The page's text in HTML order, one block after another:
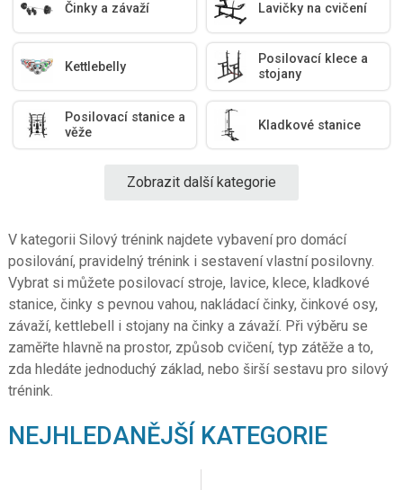
Činky a závaží Lavičky na cvičení
Kettlebelly
Posilovací klece a
stojany
Posilovací stanice a
věže
Kladkové stanice
Zobrazit další kategorie
V kategorii Silový trénink najdete vybavení pro domácí
posilování, pravidelný trénink i sestavení vlastní posilovny.
Vybrat si můžete posilovací stroje, lavice, klece, kladkové
stanice, činky s pevnou vahou, nakládací činky, činkové osy,
závaží, kettlebell i stojany na činky a závaží. Při výběru se
zaměřte hlavně na prostor, způsob cvičení, typ zátěže a to,
zda hledáte jednoduchý základ, nebo širší sestavu pro silový
trénink.
NEJHLEDANĚJŠÍ KATEGORIE